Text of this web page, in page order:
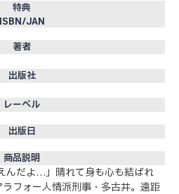
特典
ISBN/JAN
著者
出版社
レーベル
出版日
商品説明
んだよ…」晴れて身も心も結ばれ
フォー人情派刑事・多古井。遠距